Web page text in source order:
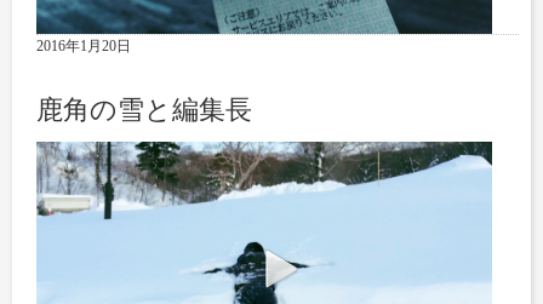
2016年1月20日
鹿角の雪と編集長